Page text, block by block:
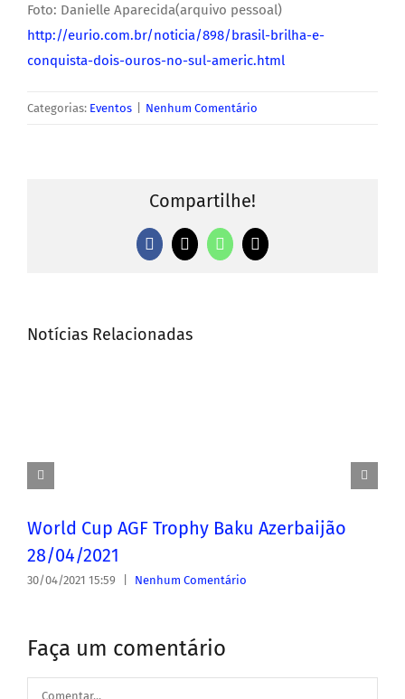
Foto: Danielle Aparecida(arquivo pessoal)
http://eurio.com.br/noticia/898/brasil-brilha-e-
conquista-dois-ouros-no-sul-americ.html
Categorias: Eventos Nenhum Comentário
Compartilhe!
Facebook
X WhatsApp
E-
Notícias Relacionadas
World Cup AGF Trophy Baku Azerbaijão
28/04/2021
30/04/2021 15:59 Nenhum Comentário
Faça um comentário
Comentar